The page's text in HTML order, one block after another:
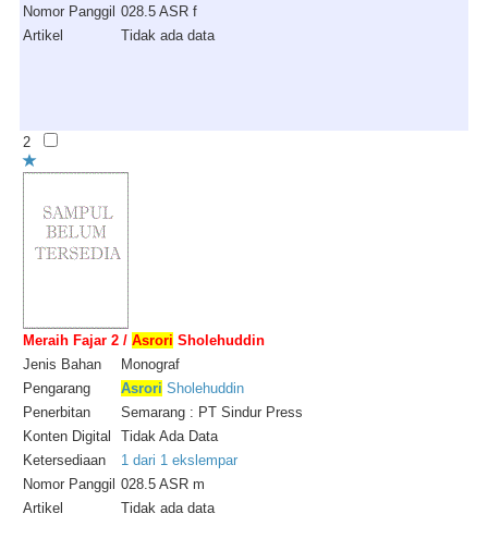
Nomor Panggil 028.5 ASR f
Artikel
Tidak ada data
2
Meraih Fajar 2 / Asrori Sholehuddin
Jenis Bahan
Monograf
Pengarang
Asrori Sholehuddin
Penerbitan
Semarang : PT Sindur Press
Konten Digital
Tidak Ada Data
Ketersediaan
1 dari 1 ekslempar
Nomor Panggil 028.5 ASR m
Artikel
Tidak ada data